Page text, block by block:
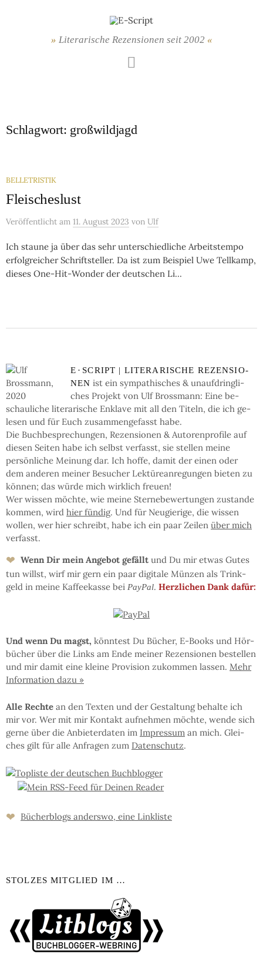
Literarische Rezensionen seit 2002
Schlagwort: großwildjagd
BELLETRISTIK
Fleischeslust
Veröffentlicht am 11. August 2023 von Ulf
Ich staune ja über das sehr unterschiedliche Arbeitstempo
erfolgreicher Schriftsteller. Da ist zum Beispiel Uwe Tellkamp,
dieses One-Hit-Wonder der deutschen Li...
E · SCRIPT | LI­TE­RA­RI­SCHE RE­ZEN­SIO­
NEN ist ein sym­pa­thi­sches & un­auf­dring­li­
ches Pro­jekt von Ulf Bross­mann: Eine be­
schau­li­che li­te­ra­ri­sche En­kla­ve mit all den Ti­teln, die ich ge­
le­sen und für Euch zu­sam­men­ge­fasst habe.
Die Buch­be­spre­chun­gen, Re­zen­sio­nen & Auto­ren­pro­fi­le auf
die­sen Sei­ten ha­be ich selbst ver­fasst, sie stel­len mei­ne
persön­li­che Mei­nung dar. Ich hof­fe, da­mit der einen oder
dem an­de­ren mei­ner Be­su­cher Lek­türe­an­re­gun­gen bie­ten zu
kön­nen; das wür­de mich wirk­lich freu­en!
Wer wis­sen möchte, wie mei­ne Ster­ne­be­wer­tun­gen zu­stan­de
kom­men, wird hier fün­dig. Und für Neu­gie­ri­ge, die wis­sen
wol­len, wer hier schreibt, ha­be ich ein paar Zei­len über mich
ver­fasst.
❤ Wenn Dir mein An­ge­bot ge­fällt und Du mir et­was Gu­tes
tun willst, wirf mir gern ein paar di­gi­ta­le Mün­zen als Trink­
geld in mei­ne Kaf­fee­kas­se bei PayPal. Herz­li­chen Dank dafür:
Und wenn Du magst, könn­test Du Bü­cher, E-Books und Hör­
bü­cher über die Links am En­de mei­ner Re­zen­sio­nen be­stel­len
und mir da­mit eine klei­ne Pro­vi­sion zu­kom­men las­sen. Mehr
In­for­ma­tion da­zu »
Al­le Rech­te an den Tex­ten und der Ge­stal­tung be­hal­te ich
mir vor. Wer mit mir Kon­takt auf­neh­men möchte, wen­de sich
ger­ne über die An­bie­ter­da­ten im Im­pres­sum an mich. Glei­
ches gilt für al­le An­fra­gen zum Da­ten­schutz.
❤ Bücher­blogs an­ders­wo, eine Link­liste
STOLZES MITGLIED IM …